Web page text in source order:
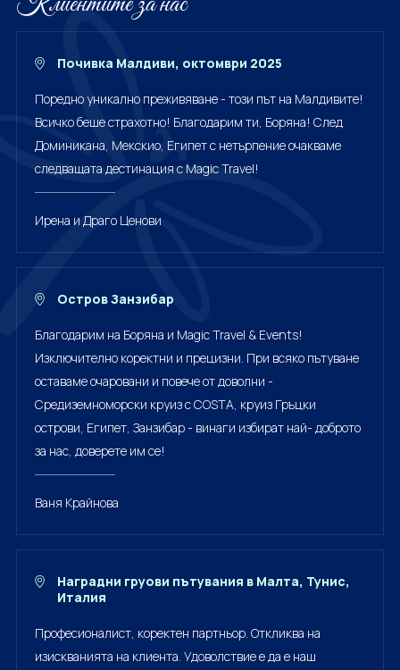
Почивка Малдиви, октомври 2025
Поредно уникално преживяване - този път на Малдивите!
Всичко беше страхотно! Благодарим ти, Боряна! След
Доминикана, Мекскио, Египет с нетърпение очакваме
следващата дестинация с Magic Travel!
Ирена и Драго Ценови
Остров Занзибар
Благодарим на Боряна и Magic Travel & Events!
Изключително коректни и прецизни. При всяко пътуване
оставаме очаровани и повече от доволни -
Средиземноморски круиз с COSTA, круиз Гръцки
острови, Египет, Занзибар - винаги избират най- доброто
за нас, доверете им се!
Ваня Крайнова
Наградни груови пътувания в Малта, Тунис,
Италия
Професионалист, коректен партньор. Откликва на
изискванията на клиента. Удоволствие е да е наш